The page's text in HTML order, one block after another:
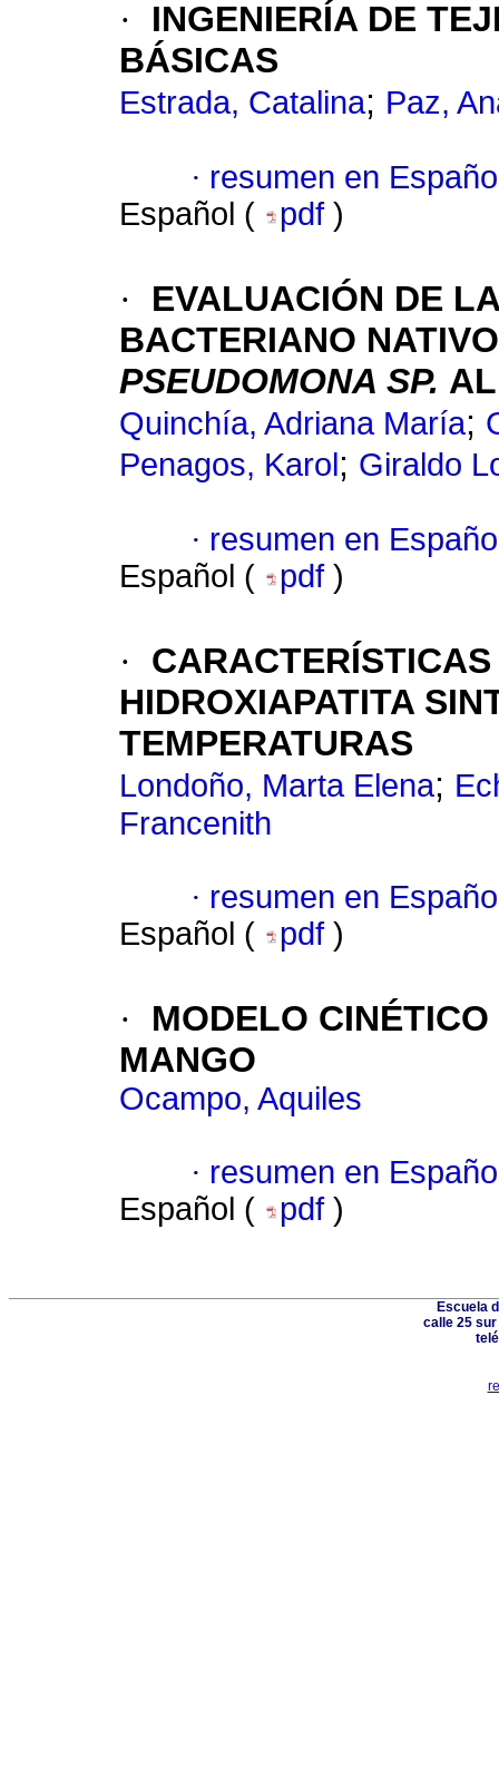
·
INGENIERÍA DE
BÁSICAS
Estrada, Catalina; Paz,
· resumen en
Español (
pdf )
·
EVALUACIÓN DE
BACTERIANO
PSEUDOMONA SP.
Quinchía, Adriana María;
Penagos, Karol ; Giraldo
· resumen en
Español (
pdf )
·
HIDROXIAPATITA
TEMPERATURAS
Londoño, Marta Elena;
Francenith
· resumen en
Español (
pdf )
·
MODELO
MANGO
Ocampo, Aquiles
· resumen en
Español (
pdf )
Escuela
calle 25 sur